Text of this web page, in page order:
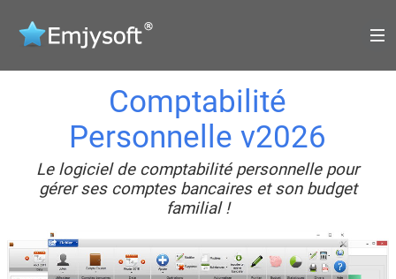
Comptabilité
Personnelle v2026
Le logiciel de comptabilité personnelle pour
gérer ses comptes bancaires et son budget
familial !